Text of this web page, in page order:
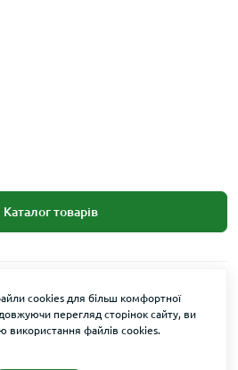
Каталог товарів
cookies для більш комфортної
перегляд сторінок сайту, ви
використання файлів cookies.